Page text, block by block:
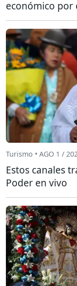
económico por
Turismo • AGO 1 /
Estos canales
Poder en vivo